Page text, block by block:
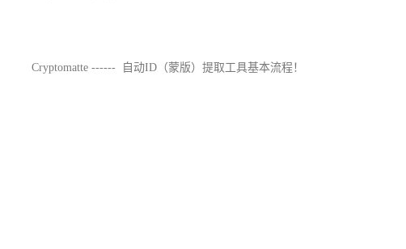
Cryptomatte ------ 自动ID（蒙版）提取工具基本流程！